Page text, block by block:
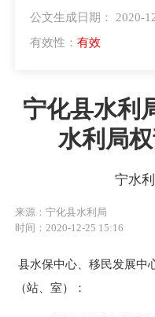
公文生成日期： 2020-
有效性： 有效
宁化县水利
水利局
宁水
来源：宁化县水利局
时间：2020-12-25 15:16
县水保中心、移民发展中
（站、室）：